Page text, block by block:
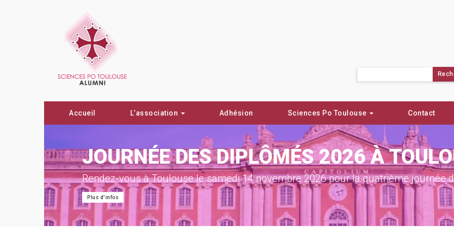
Accueil L’association Adhésion Sciences Po Toulouse Contact
JOURNÉE DES DIPLÔMÉS 2026 À
Rendez-vous à Toulouse le samedi 14 novembre 2026 pour la quatrième journée
Plus d'infos